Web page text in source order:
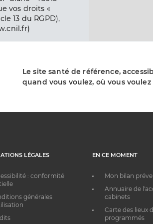
vos droits «
13 du RGPD),
Le site santé de référence,
quand vous voulez, où vous voulez
LÉGALES
: conformité
générales
EN CE MOMENT
Mon bilan
Annuaire de
cabinets
Carte des lieux
programmés